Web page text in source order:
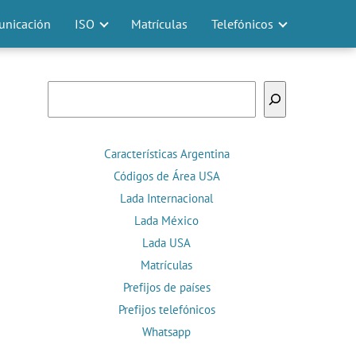
ISO Matrículas Telefónicos
Características Argentina
Códigos de Área USA
Lada Internacional
Lada México
Lada USA
Matrículas
Prefijos de países
Prefijos telefónicos
Whatsapp